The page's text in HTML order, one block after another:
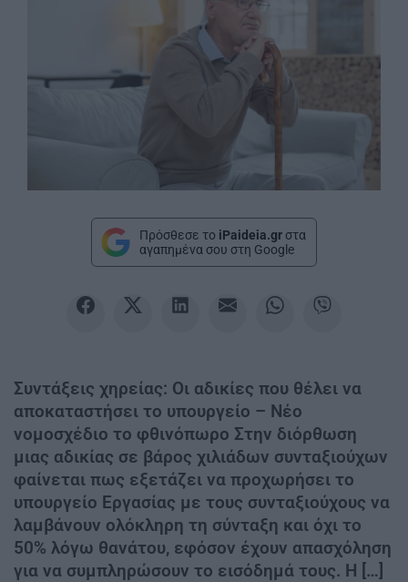
Πρόσθεσε το iPaideia.gr στα
αγαπημένα σου στη Google
Συντάξεις χηρείας: Οι αδικίες που θέλει να
αποκαταστήσει το υπουργείο – Νέο
νομοσχέδιο το φθινόπωρο Στην διόρθωση
μιας αδικίας σε βάρος χιλιάδων συνταξιούχων
φαίνεται πως εξετάζει να προχωρήσει το
υπουργείο Εργασίας με τους συνταξιούχους να
λαμβάνουν ολόκληρη τη σύνταξη και όχι το
50% λόγω θανάτου, εφόσον έχουν απασχόληση
για να συμπληρώσουν το εισόδημά τους. Η […]